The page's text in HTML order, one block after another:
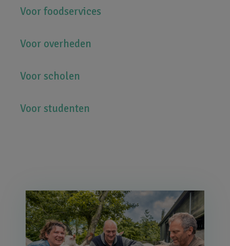
Voor foodservices
Voor overheden
Voor scholen
Voor studenten
Afbeelding